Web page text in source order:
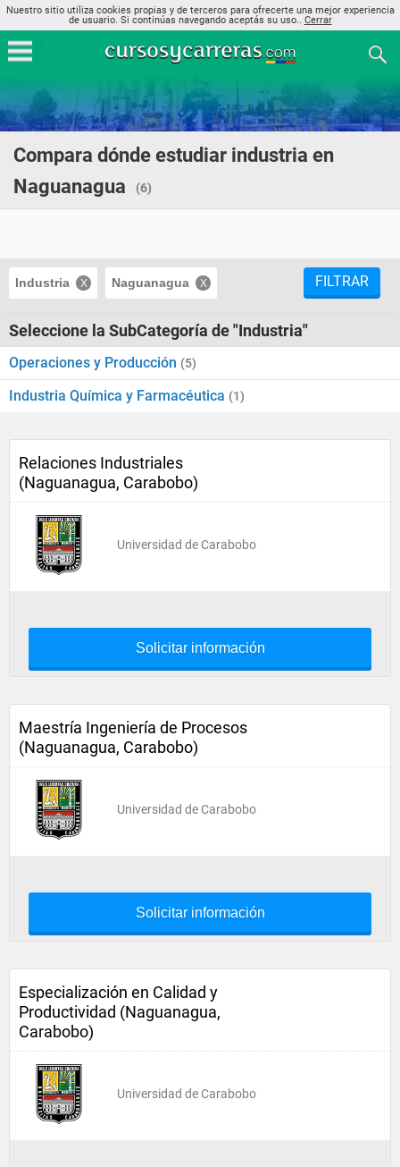
Nuestro sitio utiliza cookies propias y de terceros para ofrecerte una mejor experiencia
de usuario. Si continúas navegando aceptás su uso.. Cerrar
Compara dónde estudiar industria en
Naguanagua
(6)
Industria Naguanagua FILTRAR
Seleccione la SubCategoría de "Industria"
Operaciones y Producción (5)
Industria Química y Farmacéutica (1)
Relaciones Industriales
(Naguanagua, Carabobo)
Universidad de Carabobo
Solicitar información
Maestría Ingeniería de Procesos
(Naguanagua, Carabobo)
Universidad de Carabobo
Solicitar información
Especialización en Calidad y
Productividad (Naguanagua,
Carabobo)
Universidad de Carabobo